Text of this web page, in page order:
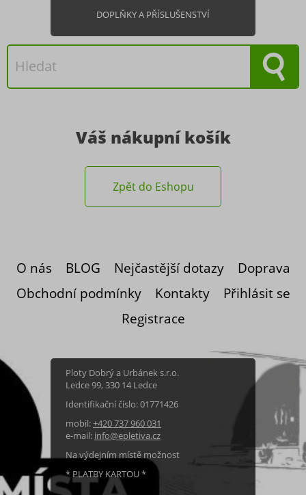
DOPLŇKY A PŘÍSLUŠENSTVÍ
Váš nákupní košík
Zpět do Eshopu
O nás BLOG Nejčastější dotazy
Doprava
Obchodní podmínky
Kontakty
Přihlásit se
Registrace
Ploty Dobrý a Urbánek s.r.o.
Ledce 99, 330 14 Ledce
Identifikační číslo: 01771426
mobil:+420 737 960 031
e-mail: info@epletiva.cz
Na výdejním místě možnost
* PLATBY KARTOU *